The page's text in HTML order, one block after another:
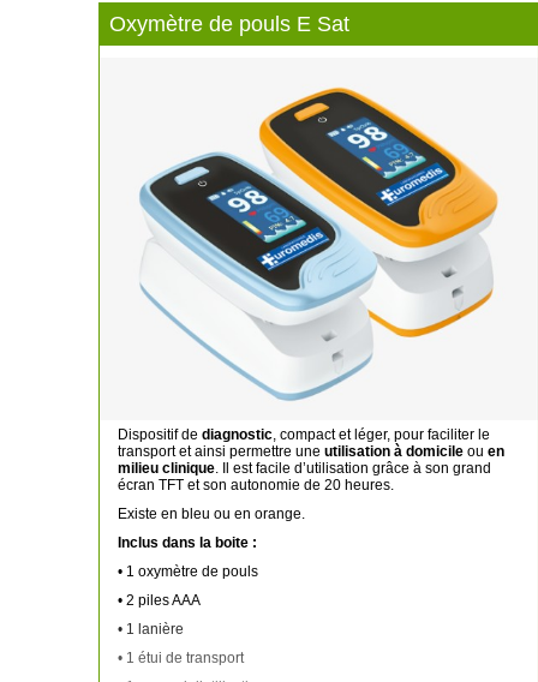
Oxymètre de pouls E Sat
Dispositif de diagnostic , compact et léger, pour faciliter le
transport et ainsi permettre une utilisation à domicile ou en
milieu clinique . Il est facile d’utilisation grâce à son grand
écran TFT et son autonomie de 20 heures.
Existe en bleu ou en orange.
Inclus dans la boite :
• 1 oxymètre de pouls
• 2 piles AAA
• 1 lanière
• 1 étui de transport